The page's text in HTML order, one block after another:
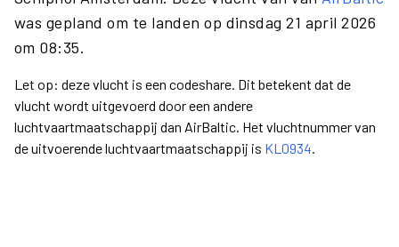
was gepland om te landen op dinsdag 21 april 2026
om 08:35.
Let op: deze vlucht is een codeshare. Dit betekent dat de
vlucht wordt uitgevoerd door een andere
luchtvaartmaatschappij dan AirBaltic. Het vluchtnummer van
de uitvoerende luchtvaartmaatschappij is KL0934.